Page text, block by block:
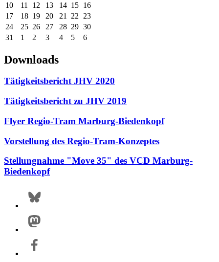
10
11 12 13 14 15 16
17
18 19 20 21 22
23
24
25 26 27 28 29 30
31
1 2 3 4 5 6
Downloads
Tätigkeitsbericht JHV 2020
Tätigkeitsbericht zu JHV 2019
Flyer Regio-Tram Marburg-Biedenkopf
Vorstellung des Regio-Tram-Konzeptes
Stellungnahme "Move 35" des VCD Marburg-
Biedenkopf